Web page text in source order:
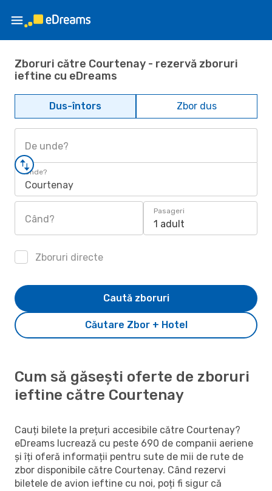
Zboruri către Courtenay - rezervă zboruri
ieftine cu eDreams
Dus-întors Zbor dus
De unde?
Unde?
Courtenay
Când?
Pasageri
1 adult
Zboruri directe
Căutare Zbor + Hotel
Caută zboruri
Cum să găsești oferte de zboruri
ieftine către Courtenay
Cauți bilete la prețuri accesibile către Courtenay?
eDreams lucrează cu peste 690 de companii aeriene
și îți oferă informații pentru sute de mii de rute de
zbor disponibile către Courtenay. Când rezervi
biletele de avion ieftine cu noi, poți fi sigur că